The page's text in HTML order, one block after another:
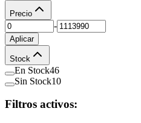
Precio
-
Aplicar
Stock
En Stock46
Sin Stock10
Filtros activos: